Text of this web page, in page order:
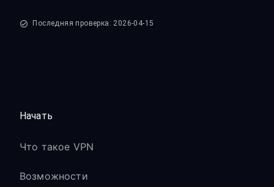
Последняя проверка: 2026-04-15
Начать
Что такое VPN
Возможности